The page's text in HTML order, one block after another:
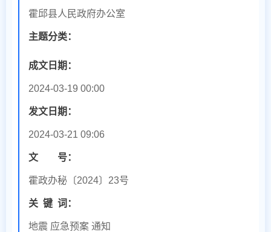
霍邱县人民政府办公室
主题分类：
成文日期：
2024-03-19 00:00
发文日期：
2024-03-21 09:06
文 号：
霍政办秘〔2024〕23号
关 键 词：
地震 应急预案 通知